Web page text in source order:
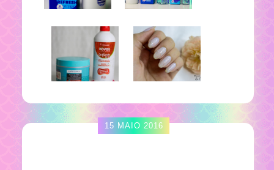
15 MAIO 2016